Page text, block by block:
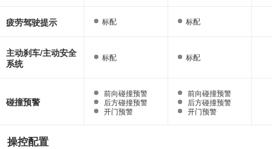
疲劳驾驶提示 标配 标配
主动刹车/主动安全
系统
标配 标配
碰撞预警
前向碰撞预警
后方碰撞预警
开门预警
前向碰撞预警
后方碰撞预警
开门预警
操控配置
标配 标配
标配 标配
前向碰撞预警
后方碰撞预警
开门预警
前向碰撞预警
后方碰撞预警
开门预警